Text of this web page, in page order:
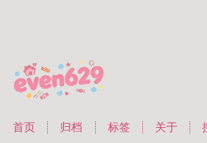
首页 归档 标签 关于